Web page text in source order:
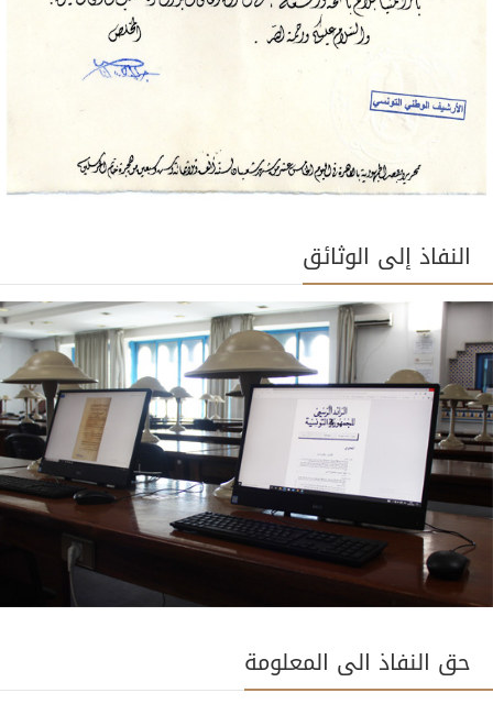
النفاذ إلى الوثائق
حق النفاذ الى المعلومة